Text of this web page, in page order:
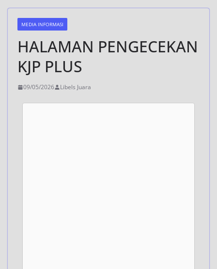
MEDIA INFORMASI
HALAMAN PENGECEKAN
KJP PLUS
09/05/2026 Libels Juara